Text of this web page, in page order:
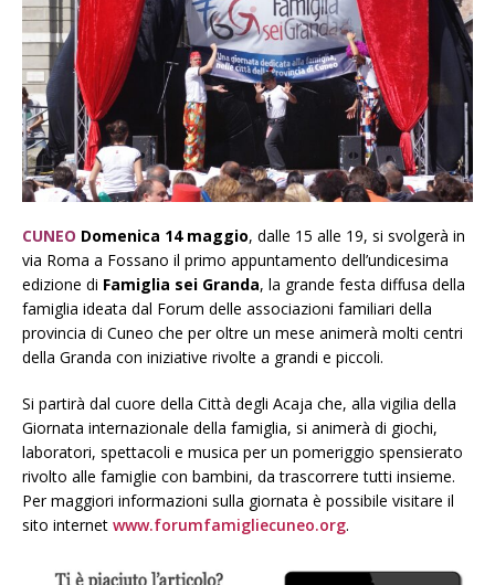
CUNEO Domenica 14 maggio, dalle 15 alle 19, si svolgerà in
via Roma a Fossano il primo appuntamento dell’undicesima
edizione di Famiglia sei Granda, la grande festa diffusa della
famiglia ideata dal Forum delle associazioni familiari della
provincia di Cuneo che per oltre un mese animerà molti centri
della Granda con iniziative rivolte a grandi e piccoli.
Si partirà dal cuore della Città degli Acaja che, alla vigilia della
Giornata internazionale della famiglia, si animerà di giochi,
laboratori, spettacoli e musica per un pomeriggio spensierato
rivolto alle famiglie con bambini, da trascorrere tutti insieme.
Per maggiori informazioni sulla giornata è possibile visitare il
sito internet www.forumfamigliecuneo.org.